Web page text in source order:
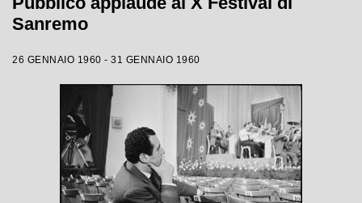
Sanremo
26 GENNAIO 1960 - 31 GENNAIO 1960